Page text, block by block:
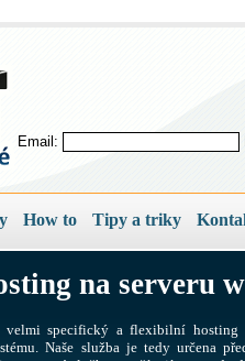
Email:
How to Tipy a triky
na serveru
velmi specifický a flexibilní hosting
Naše služba je tedy určena